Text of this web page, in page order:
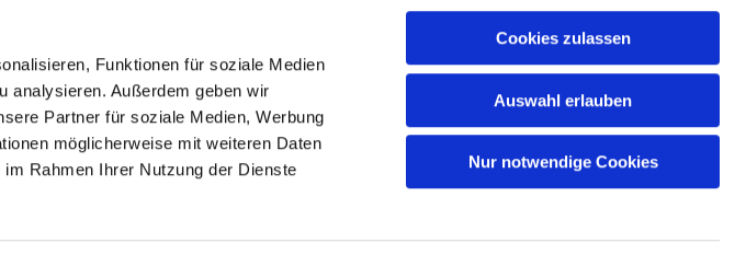
Funktionen für soziale Medien
analysieren. Außerdem geben wir
Partner für soziale Medien, Werbung
möglicherweise mit weiteren Daten
Rahmen Ihrer Nutzung der Dienste
Cookies zulassen
Auswahl erlauben
Nur notwendige Cookies